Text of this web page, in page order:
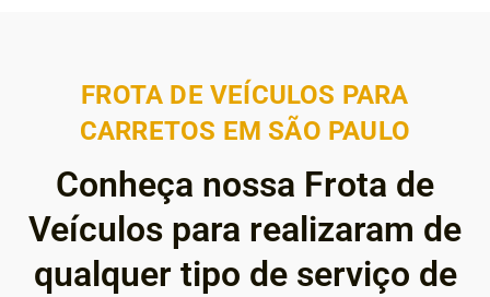
FROTA DE VEÍCULOS PARA
CARRETOS EM SÃO PAULO
Conheça nossa Frota de
Veículos para realizaram de
qualquer tipo de serviço de